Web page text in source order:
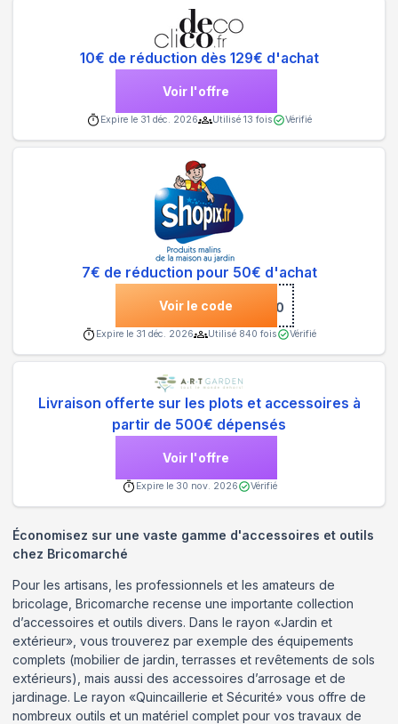
10€ de réduction dès 129€ d'achat
Voir l'offre
Expire le 31 déc. 2026 Utilisé 13 fois Vérifié
7€ de réduction pour 50€ d'achat
Voir le code***UR50
Expire le 31 déc. 2026 Utilisé 840 fois Vérifié
Livraison offerte sur les plots et accessoires à
partir de 500€ dépensés
Voir l'offre
Expire le 30 nov. 2026 Vérifié
Économisez sur une vaste gamme d'accessoires et outils
chez Bricomarché
Pour les artisans, les professionnels et les amateurs de
bricolage, Bricomarche recense une importante collection
d’accessoires et outils divers. Dans le rayon «Jardin et
extérieur», vous trouverez par exemple des équipements
complets (mobilier de jardin, terrasses et revêtements de sols
extérieurs), mais aussi des accessoires d’arrosage et de
jardinage. Le rayon «Quincaillerie et Sécurité» vous offre de
nombreux outils et un matériel complet pour vos travaux de